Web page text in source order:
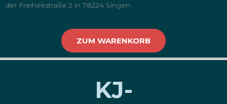
der Freiheitstraße 2 in 78224 Singen.
ZUM WARENKORB
KJ-